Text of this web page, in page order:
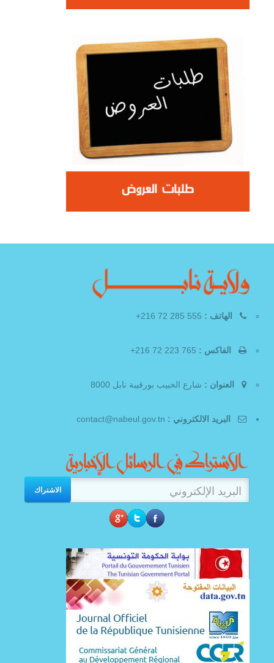
الهاتف :
الفاكس :
العنوان : شارع الحبيب بورقيبة نابل 8000
البريد الالكتروني :
الاشتراك